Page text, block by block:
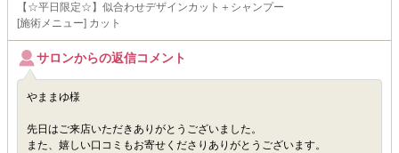
【☆平日限定☆】似合わせデザインカット＋シャンプー
[施術メニュー] カット
サロンからの返信コメント
やままゆ様
先日はご来店いただきありがとうございました。
また、嬉しい口コミもお寄せくださりありがとうございます。